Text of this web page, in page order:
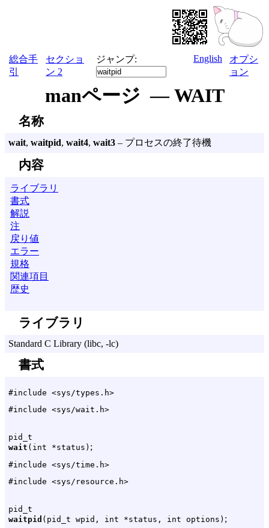
総合手
引
セクショ
ン 2
ジャンプ: English
オプシ
ョン
manページ — WAIT
名称
wait, waitpid, wait4, wait3 – プロセスの終了待機
内容
ライブラリ
書式
解説
注
戻り値
エラー
規格
関連項目
歴史
ライブラリ
Standard C Library (libc, -lc)
書式
#include <sys/types.h>
#include <sys/wait.h>
pid_t
wait (int *status) ;
#include <sys/time.h>
#include <sys/resource.h>
pid_t
waitpid (pid_t wpid, int *status, int options) ;